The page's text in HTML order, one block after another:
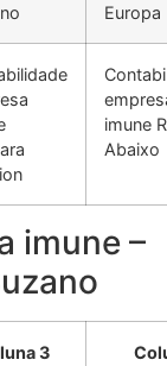
Europa
imune
Abaixo
imune –
3